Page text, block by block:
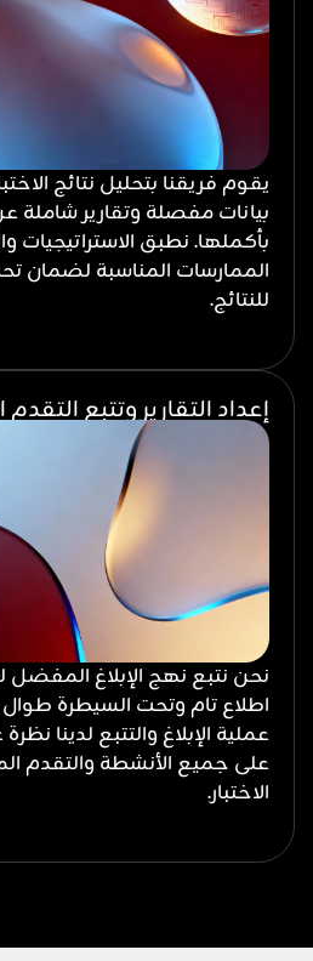
يقوم فريقنا بتحليل نتائج
بيانات مفصلة وتقارير شاملة
بأكملها. نطبق الاستراتيجيات
الممارسات المناسبة لضمان
للنتائج.
إعداد التقارير وتتبع التقدم
نحن نتبع نهج الإبلاغ المفضل
اطلاع تام وتحت السيطرة طوال
عملية الإبلاغ والتتبع لدينا
على جميع الأنشطة والتقدم
الاختبار.